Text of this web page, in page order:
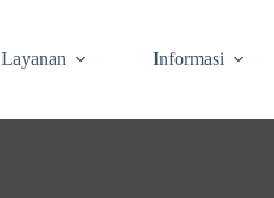
Layanan Informasi